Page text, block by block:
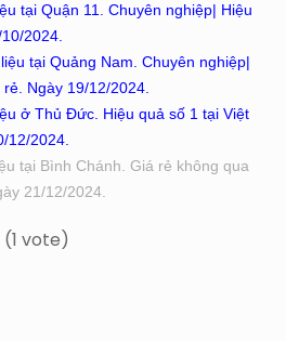
tại Quận 11. Chuyên nghiệp| Hiệu
2024.
tại Quảng Nam. Chuyên nghiệp|
Ngày 19/12/2024.
ở Thủ Đức. Hiệu quả số 1 tại Việt
12/2024.
tại Bình Chánh. Giá rẻ không qua
21/12/2024.
vote)